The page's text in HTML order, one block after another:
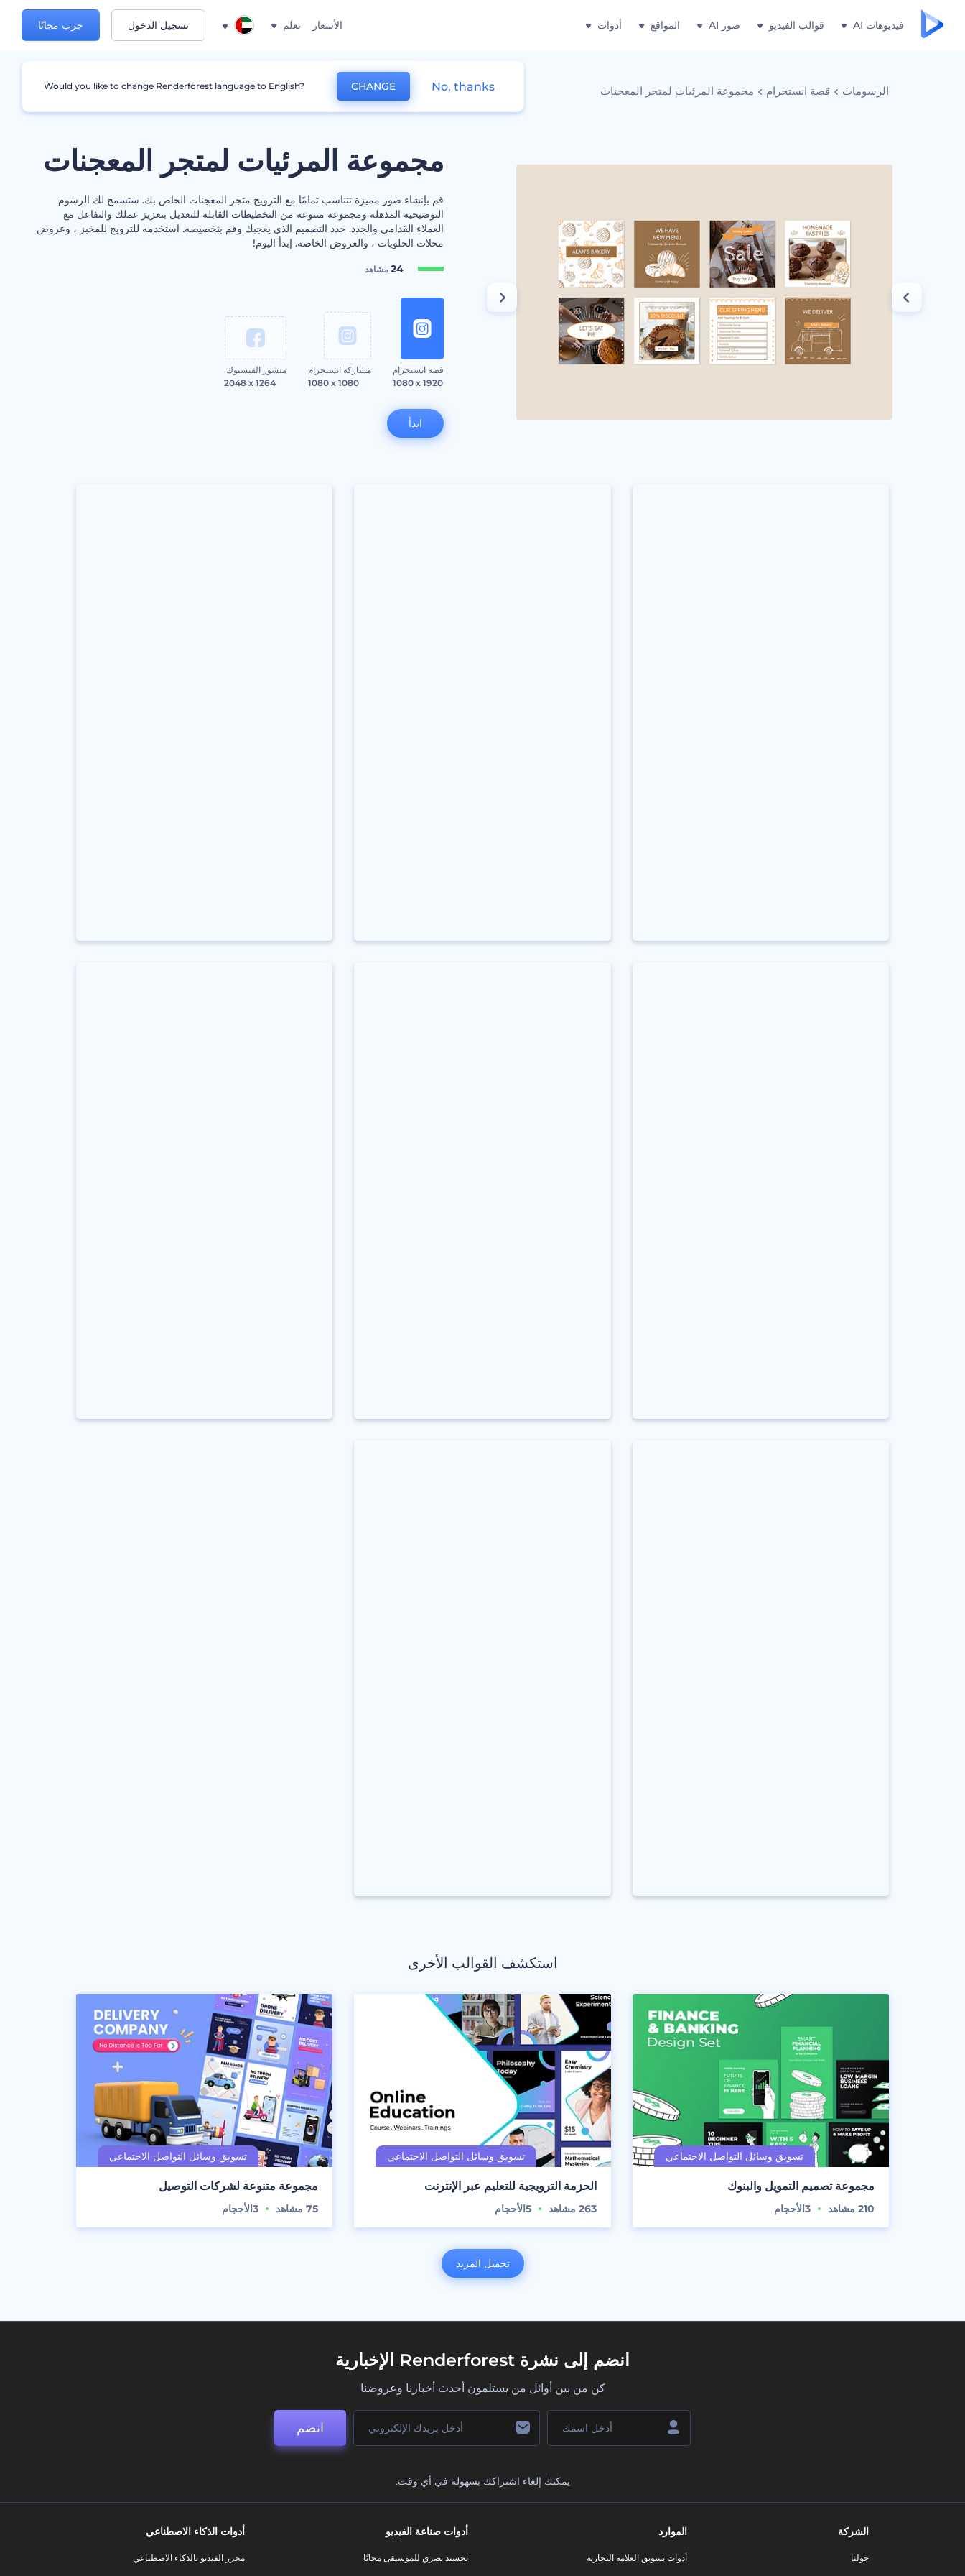
فيديوهات AI قوالب الفيديو صور AI المواقع أدوات الأسعار تعلم تسجيل الدخول جرب مجانًا
الرسومات قصة انستجرام مجموعة المرئيات لمتجر المعجنات
مجموعة المرئيات لمتجر المعجنات
قم بإنشاء صور مميزة تتناسب تمامًا مع الترويج متجر المعجنات الخاص بك. ستسمح لك الرسوم
التوضيحية المذهلة ومجموعة متنوعة من التخطيطات القابلة للتعديل بتعزيز عملك والتفاعل مع
العملاء القدامى والجدد. حدد التصميم الذي يعجبك وقم بتخصيصه. استخدمه للترويج للمخبز ، وعروض
محلات الحلويات ، والعروض الخاصة. إبدأ اليوم!
24مشاهد
قصة انستجرام
1080 x 1920
مشاركة انستجرام
1080 x 1080
منشور الفيسبوك
2048 x 1264
ابدأ
استكشف القوالب الأخرى
مجموعة تصميم التمويل والبنوك
210 مشاهد 3الأحجام
الحزمة الترويجية للتعليم عبر الإنترنت
263 مشاهد 5الأحجام
مجموعة متنوعة لشركات التوصيل
75مشاهد 3الأحجام
تحميل المزيد
انضم إلى نشرة Renderforest الإخبارية
كن من بين أوائل من يستلمون أحدث أخبارنا وعروضنا
انضم
يمكنك إلغاء اشتراكك بسهولة في أي وقت.
الشركة
حولنا
الموارد
أدوات تسويق العلامة التجارية
أدوات صناعة الفيديو
تجسيد بصري للموسيقى مجانًا
أدوات الذكاء الاصطناعي
محرر الفيديو بالذكاء الاصطناعي
Would you like to change Renderforest language to English? CHANGE No, thanks